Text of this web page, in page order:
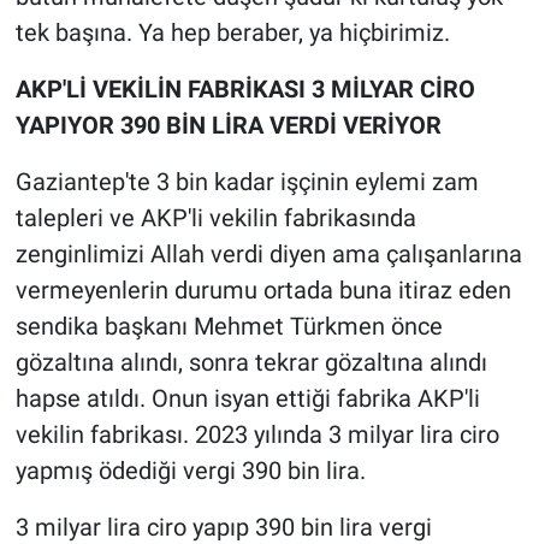
tek başına. Ya hep beraber, ya hiçbirimiz.
AKP'Lİ VEKİLİN FABRİKASI 3 MİLYAR CİRO
YAPIYOR 390 BİN LİRA VERDİ VERİYOR
Gaziantep'te 3 bin kadar işçinin eylemi zam
talepleri ve AKP'li vekilin fabrikasında
zenginlimizi Allah verdi diyen ama çalışanlarına
vermeyenlerin durumu ortada buna itiraz eden
sendika başkanı Mehmet Türkmen önce
gözaltına alındı, sonra tekrar gözaltına alındı
hapse atıldı. Onun isyan ettiği fabrika AKP'li
vekilin fabrikası. 2023 yılında 3 milyar lira ciro
yapmış ödediği vergi 390 bin lira.
3 milyar lira ciro yapıp 390 bin lira vergi